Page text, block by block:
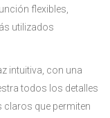
flexibles,
utilizados
intuitiva, con una
todos los detalles
claros que permiten